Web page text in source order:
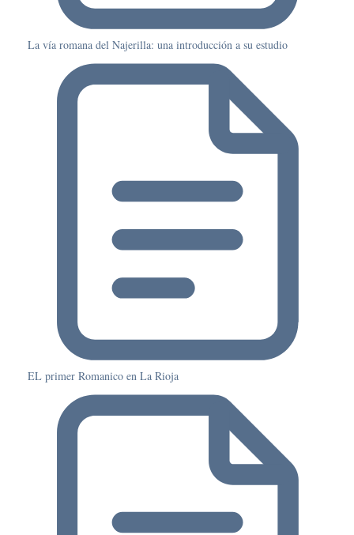
La vía romana del Najerilla: una introducción a su estudio
EL primer Romanico en La Rioja